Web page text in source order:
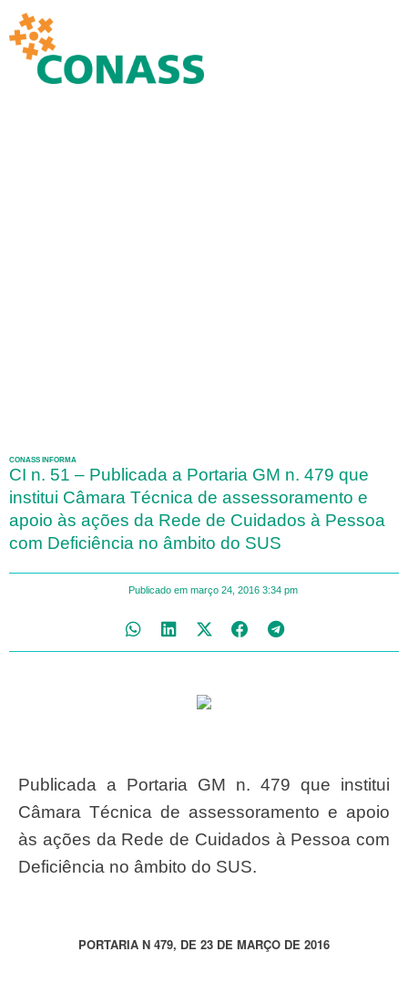
CONASS INFORMA
CI n. 51 – Publicada a Portaria GM n. 479 que
institui Câmara Técnica de assessoramento e
apoio às ações da Rede de Cuidados à Pessoa
com Deficiência no âmbito do SUS
Publicado em março 24, 2016 3:34 pm
Publicada a Portaria GM n. 479 que institui
Câmara Técnica de assessoramento e apoio
às ações da Rede de Cuidados à Pessoa com
Deficiência no âmbito do SUS.
PORTARIA N 479, DE 23 DE MARÇO DE 2016